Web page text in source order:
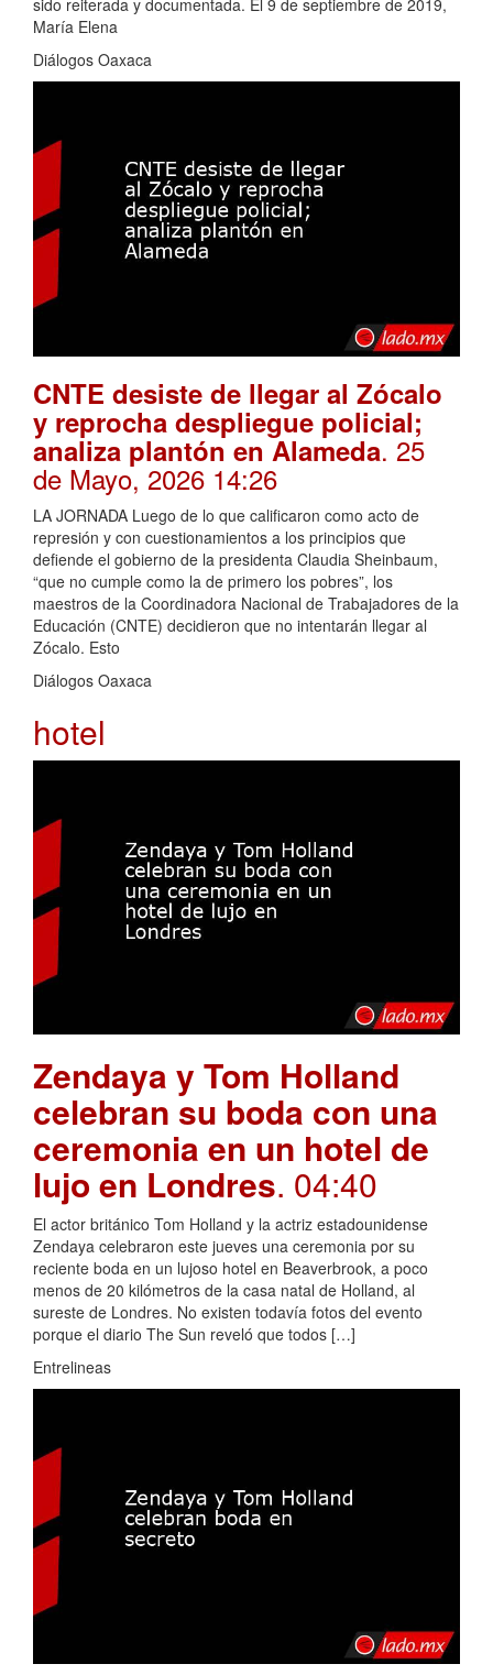
sido reiterada y documentada. El 9 de septiembre de 2019,
María Elena
Diálogos Oaxaca
CNTE desiste de llegar al Zócalo
y reprocha despliegue policial;
analiza plantón en Alameda. 25
de Mayo, 2026 14:26
LA JORNADA Luego de lo que calificaron como acto de
represión y con cuestionamientos a los principios que
defiende el gobierno de la presidenta Claudia Sheinbaum,
“que no cumple como la de primero los pobres”, los
maestros de la Coordinadora Nacional de Trabajadores de la
Educación (CNTE) decidieron que no intentarán llegar al
Zócalo. Esto
Diálogos Oaxaca
hotel
Zendaya y Tom Holland
celebran su boda con una
ceremonia en un hotel de
lujo en Londres. 04:40
El actor británico Tom Holland y la actriz estadounidense
Zendaya celebraron este jueves una ceremonia por su
reciente boda en un lujoso hotel en Beaverbrook, a poco
menos de 20 kilómetros de la casa natal de Holland, al
sureste de Londres. No existen todavía fotos del evento
porque el diario The Sun reveló que todos […]
Entrelineas